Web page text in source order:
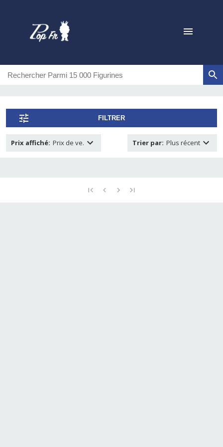
FILTRER
Prix affiché: Prix de ve. Trier par: Plus récent